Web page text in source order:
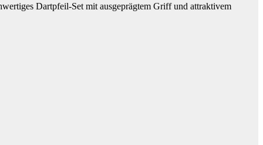
Dartpfeil-Set mit ausgeprägtem Griff und attraktivem